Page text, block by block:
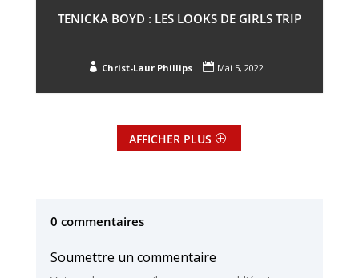
TENICKA BOYD : LES LOOKS DE GIRLS TRIP
 Christ-Laur Phillips  Mai 5, 2022
AFFICHER PLUS
0 commentaires
Soumettre un commentaire